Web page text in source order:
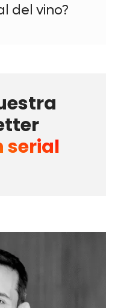
del vino?
serial